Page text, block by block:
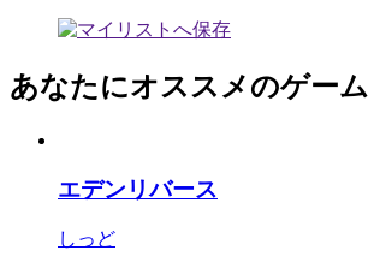
あなたにオススメのゲーム
エデンリバース
しっど